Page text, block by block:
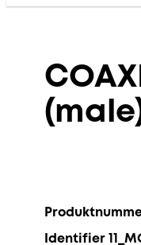
Identifier